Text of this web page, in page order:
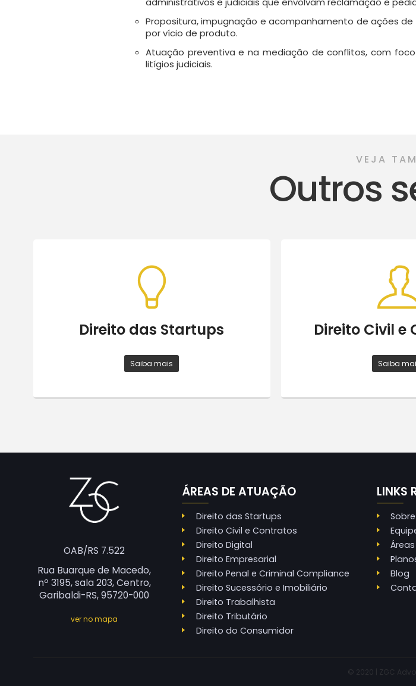
Propositura, impugnação e acompanhamento de ações
por vício de produto.
Atuação preventiva e na mediação de conflitos, com
litígios judiciais.
VEJA
Outros
Direito das Startups
Saiba mais
Direito Civil e
Saiba
OAB/RS 7.522
Rua Buarque de Macedo,
nº 3195, sala 203, Centro,
Garibaldi-RS,95720-000
ver no mapa
ÁREAS DE ATUAÇÃO
Direito das Startups
Direito Civil e Contratos
Direito Digital
Direito Empresarial
Direito Penal e Criminal Compliance
Direito Sucessório e Imobiliário
Direito Trabalhista
Direito Tributário
Direito do Consumidor
LINKS
Sobre
Blog
© 2020 | ZGC